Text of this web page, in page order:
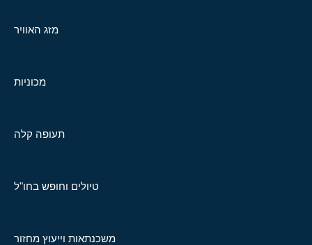
מזג האוויר
מכוניות
תעופה קלה
טיולים וחופש בחו"ל
משכנתאות וייעוץ מחזור